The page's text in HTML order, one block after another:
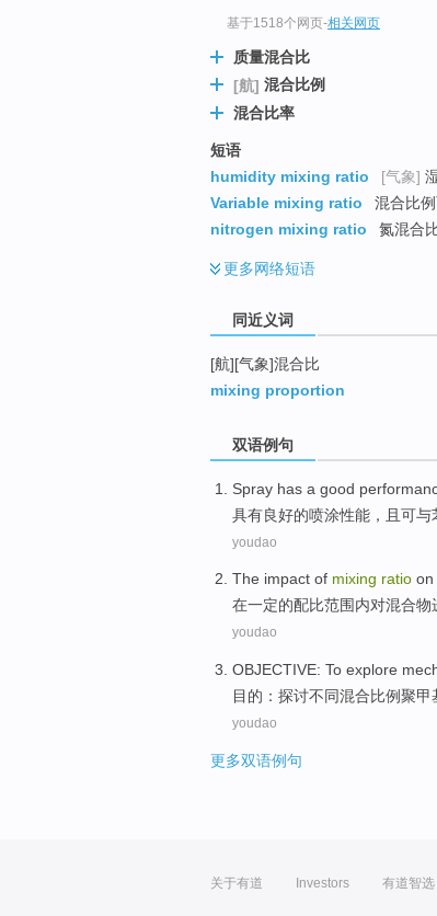
基于1518个网页-相关网页
质量混合比
[航] 混合比例
混合比率
短语
humidity mixing ratio
[气象]
Variable mixing ratio
混合比
nitrogen mixing ratio
氮混合
更多网络短语
同近义词
[航][气象]混合比
mixing proportion
双语例句
Spray has a good
具有良好的喷涂性能 ，且可与
youdao
The impact of mixing ratio on
在一定的配比范围内对混合物
youdao
OBJECTIVE: To explore
目的 ： 探讨不同混合比例聚甲
youdao
更多双语例句
关于有道 Investors 有道智选